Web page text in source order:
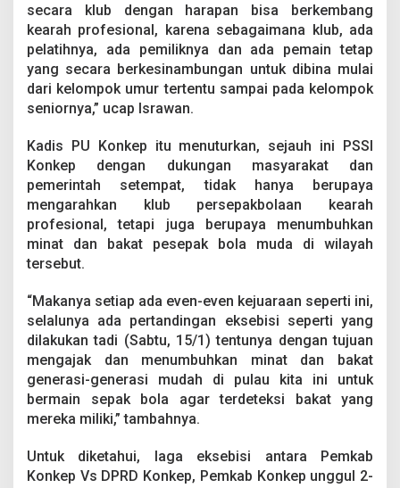
u
d
d
i
K
o
k
e
p
secara klub dengan harapan bisa berkembang
kearah profesional, karena sebagaimana klub, ada
pelatihnya, ada pemiliknya dan ada pemain tetap
yang secara berkesinambungan untuk dibina mulai
dari kelompok umur tertentu sampai pada kelompok
seniornya,” ucap Israwan.
Kadis PU Konkep itu menuturkan, sejauh ini PSSI
Konkep dengan dukungan masyarakat dan
pemerintah setempat, tidak hanya berupaya
mengarahkan klub persepakbolaan kearah
profesional, tetapi juga berupaya menumbuhkan
minat dan bakat pesepak bola muda di wilayah
tersebut.
“Makanya setiap ada even-even kejuaraan seperti ini,
selalunya ada pertandingan eksebisi seperti yang
dilakukan tadi (Sabtu, 15/1) tentunya dengan tujuan
mengajak dan menumbuhkan minat dan bakat
generasi-generasi mudah di pulau kita ini untuk
bermain sepak bola agar terdeteksi bakat yang
mereka miliki,” tambahnya.
Untuk diketahui, laga eksebisi antara Pemkab
Konkep Vs DPRD Konkep, Pemkab Konkep unggul 2-